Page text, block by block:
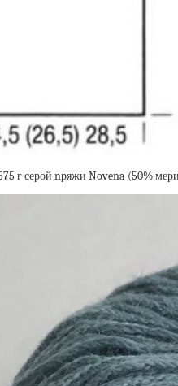
г серой nряжи Novena (50%